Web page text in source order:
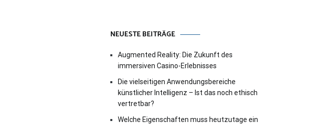
NEUESTE BEITRÄGE
Augmented Reality: Die Zukunft des
immersiven Casino-Erlebnisses
Die vielseitigen Anwendungsbereiche
künstlicher Intelligenz – Ist das noch ethisch
vertretbar?
Welche Eigenschaften muss heutzutage ein